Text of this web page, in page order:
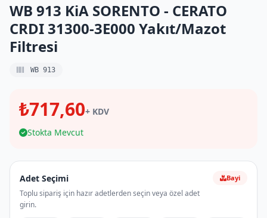
WB 913 KiA SORENTO - CERATO
CRDI 31300-3E000 Yakıt/Mazot
Filtresi
WB 913
₺717,60+ KDV
Stokta Mevcut
Adet Seçimi
Toplu sipariş için hazır adetlerden seçin veya özel adet
girin.
Bayi